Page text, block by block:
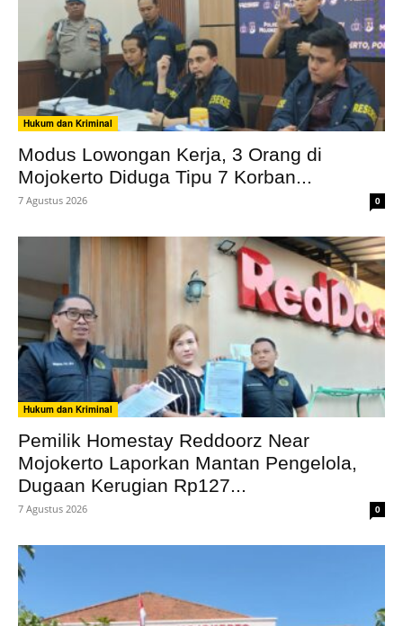
Hukum dan Kriminal
Modus Lowongan Kerja, 3 Orang di
Mojokerto Diduga Tipu 7 Korban...
7 Agustus 2026 0
Hukum dan Kriminal
Pemilik Homestay Reddoorz Near
Mojokerto Laporkan Mantan Pengelola,
Dugaan Kerugian Rp127...
7 Agustus 2026 0